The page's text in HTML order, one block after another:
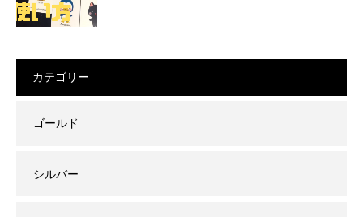
カテゴリー
ゴールド
シルバー